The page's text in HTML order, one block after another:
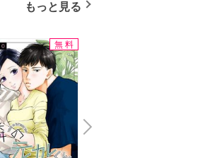
もっと見る
無料
N
x
t